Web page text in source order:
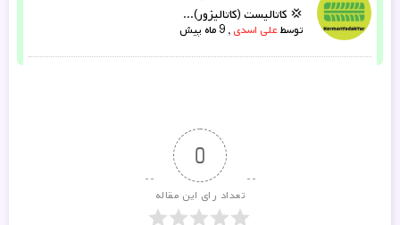
💢 کاتالیست (کاتالیزور)...
توسطعلی اسدی, 9 ماه پیش
0
تعداد رای این مقاله